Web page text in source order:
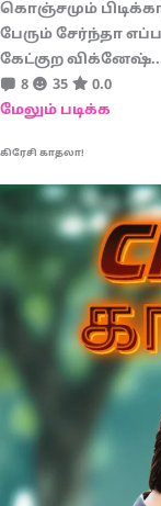
கொஞ்சமும்
பேரும் சேர்ந்தா
கேட்குற
8
35
0.0
மேலும் படிக்க
கிரேசி காதலா!